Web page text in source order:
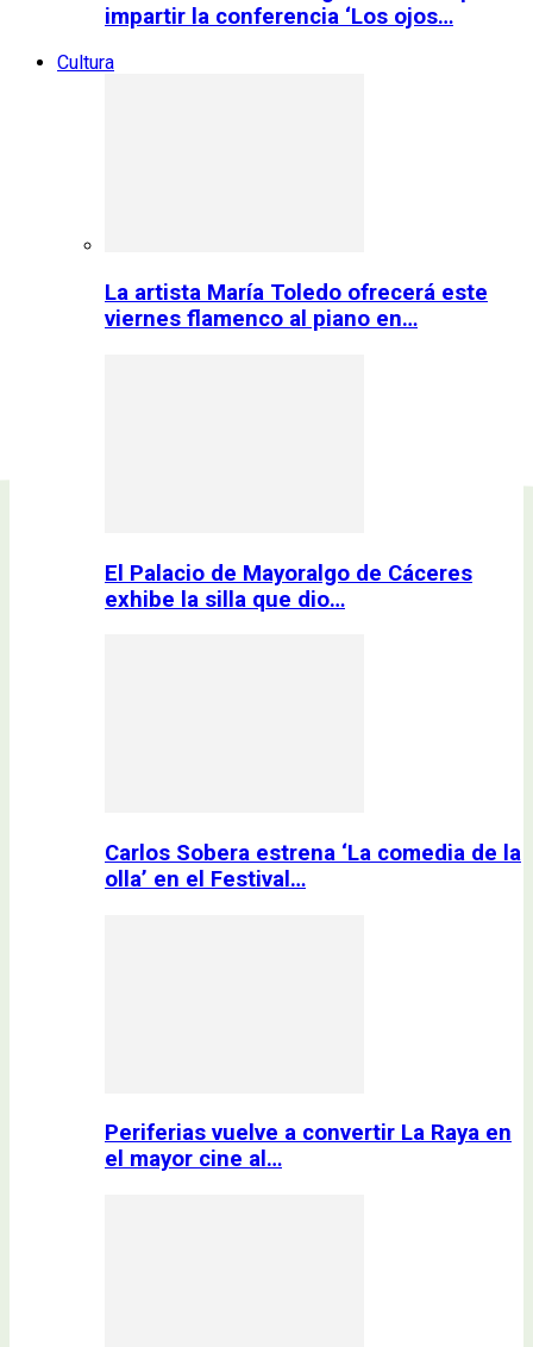
impartir la conferencia ‘Los ojos…
Cultura
La artista María Toledo ofrecerá este
viernes flamenco al piano en…
El Palacio de Mayoralgo de Cáceres
exhibe la silla que dio…
Carlos Sobera estrena ‘La comedia de la
olla’ en el Festival…
Periferias vuelve a convertir La Raya en
el mayor cine al…